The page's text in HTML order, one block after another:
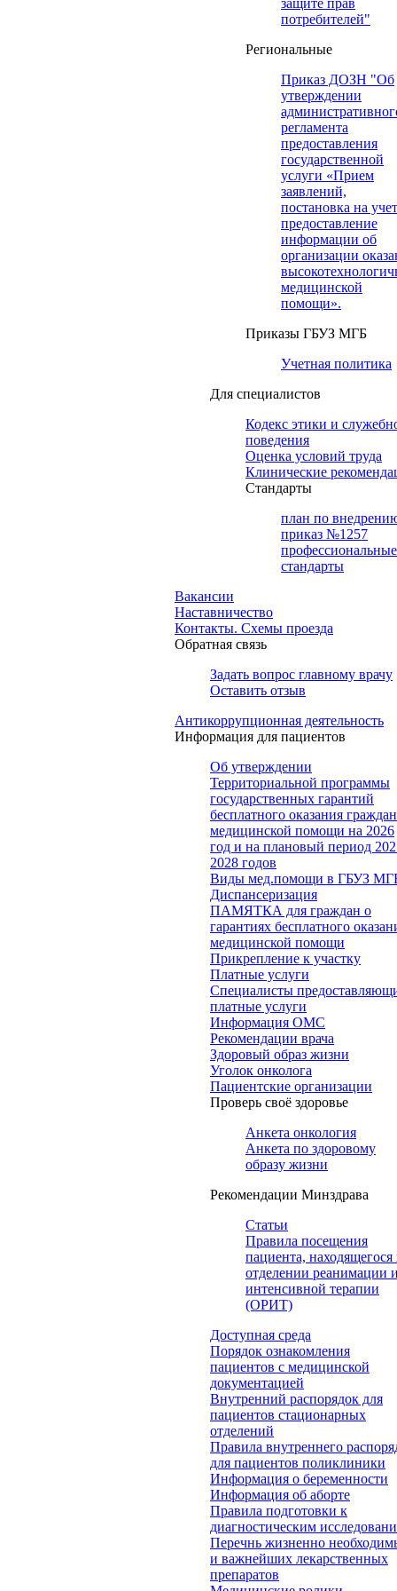
защите прав
потребителей"
Региональные
Приказ ДОЗН "Об
утверждении
регламента
предоставления
государственной
услуги «Прием
заявлений,
постановка на
предоставление
информации об
организации
медицинской
помощи».
Приказы ГБУЗ МГБ
Учетная политика
Для специалистов
Кодекс этики и
поведения
Оценка условий труда
Клинические
Cтандарты
план по
приказ №1257
профессиональные
стандарты
Вакансии
Наставничество
Контакты. Схемы проезда
Обратная связь
Задать вопрос главному врачу
Оставить отзыв
Антикоррупционная деятельность
Информация для пациентов
Об утверждении
Территориальной программы
государственных гарантий
бесплатного оказания
медицинской помощи на 2026
год и на плановый период
2028 годов
Виды мед.помощи в ГБУЗ
Диспансеризация
ПАМЯТКА для граждан о
гарантиях бесплатного
медицинской помощи
Прикрепление к участку
Платные услуги
Специалисты
платные услуги
Информация ОМС
Рекомендации врача
Здоровый образ жизни
Уголок онколога
Пациентские организации
Проверь своё здоровье
Анкета онкология
Анкета по здоровому
образу жизни
Рекомендации Минздрава
Статьи
Правила посещения
пациента, находящегося
отделении реанимации и
интенсивной терапии
(ОРИТ)
Доступная среда
Порядок ознакомления
пациентов с медицинской
документацией
Внутренний распорядок для
пациентов стационарных
отделений
Правила внутреннего
для пациентов поликлиники
Информация о беременности
Информация об аборте
Правила подготовки к
диагностическим
Перечнь жизненно
и важнейших лекарственных
препаратов